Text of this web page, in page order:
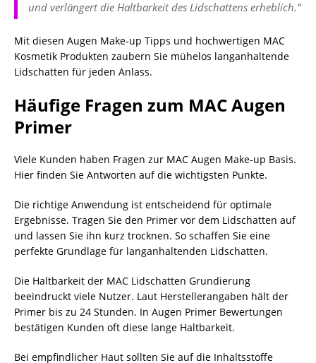
und verlängert die Haltbarkeit des Lidschattens erheblich.“
Mit diesen Augen Make-up Tipps und hochwertigen MAC
Kosmetik Produkten zaubern Sie mühelos langanhaltende
Lidschatten für jeden Anlass.
Häufige Fragen zum MAC Augen
Primer
Viele Kunden haben Fragen zur MAC Augen Make-up Basis.
Hier finden Sie Antworten auf die wichtigsten Punkte.
Die richtige Anwendung ist entscheidend für optimale
Ergebnisse. Tragen Sie den Primer vor dem Lidschatten auf
und lassen Sie ihn kurz trocknen. So schaffen Sie eine
perfekte Grundlage für langanhaltenden Lidschatten.
Die Haltbarkeit der MAC Lidschatten Grundierung
beeindruckt viele Nutzer. Laut Herstellerangaben hält der
Primer bis zu 24 Stunden. In Augen Primer Bewertungen
bestätigen Kunden oft diese lange Haltbarkeit.
Bei empfindlicher Haut sollten Sie auf die Inhaltsstoffe